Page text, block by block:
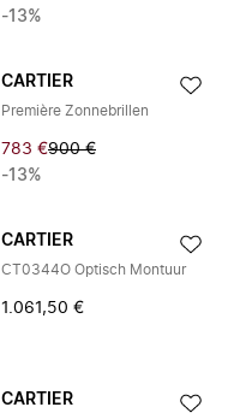
-13%
CARTIER
Première Zonnebrillen
783 €900 €
-13%
CARTIER
CT0344O Optisch Montuur
1.061,50 €
CARTIER